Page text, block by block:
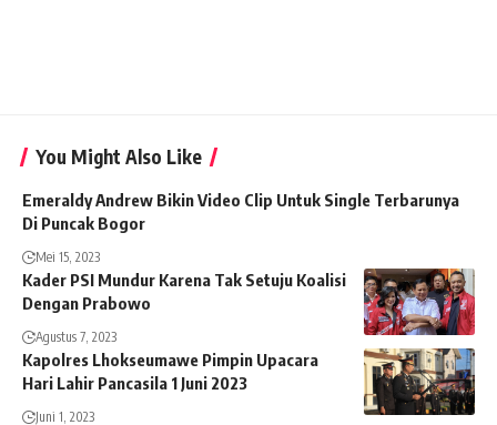
You Might Also Like
Emeraldy Andrew Bikin Video Clip Untuk Single Terbarunya
Di Puncak Bogor
Mei 15, 2023
Kader PSI Mundur Karena Tak Setuju Koalisi
Dengan Prabowo
Agustus 7, 2023
Kapolres Lhokseumawe Pimpin Upacara
Hari Lahir Pancasila 1 Juni 2023
Juni 1, 2023